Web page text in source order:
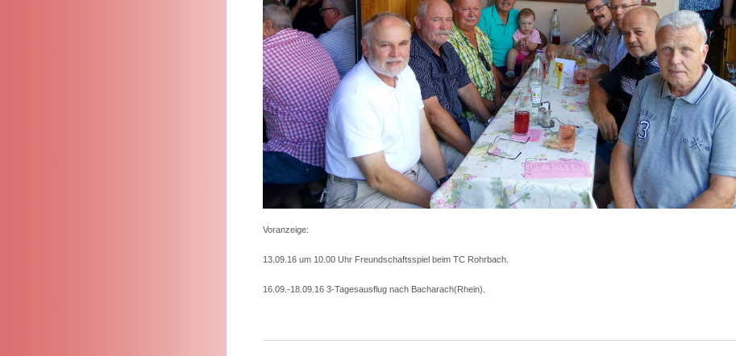
Voranzeige:
13.09.16 um 10.00 Uhr Freundschaftsspiel beim TC Rohrbach.
16.09.-18.09.16 3-Tagesausflug nach Bacharach(Rhein).